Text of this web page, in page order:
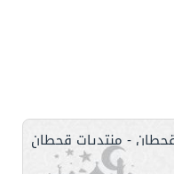
- منتديات قحطان